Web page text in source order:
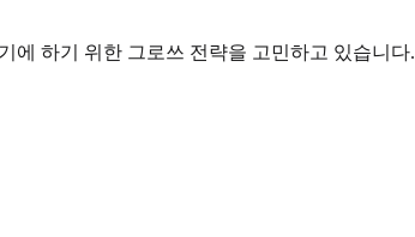
에 하기 위한 그로쓰 전략을 고민하고 있습니다.